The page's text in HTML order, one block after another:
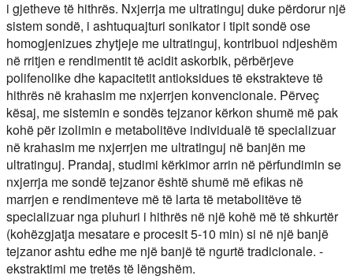
i gjetheve të hithrës. Nxjerrja me ultratinguj duke përdorur një
sistem sondë, i ashtuquajturi sonikator i tipit sondë ose
homogjenizues zhytjeje me ultratinguj, kontribuoi ndjeshëm
në rritjen e rendimentit të acidit askorbik, përbërjeve
polifenolike dhe kapacitetit antioksidues të ekstrakteve të
hithrës në krahasim me nxjerrjen konvencionale. Përveç
kësaj, me sistemin e sondës tejzanor kërkon shumë më pak
kohë për izolimin e metabolitëve individualë të specializuar
në krahasim me nxjerrjen me ultratinguj në banjën me
ultratinguj. Prandaj, studimi kërkimor arrin në përfundimin se
nxjerrja me sondë tejzanor është shumë më efikas në
marrjen e rendimenteve më të larta të metabolitëve të
specializuar nga pluhuri i hithrës në një kohë më të shkurtër
(kohëzgjatja mesatare e procesit 5-10 min) si në një banjë
tejzanor ashtu edhe me një banjë të ngurtë tradicionale. -
ekstraktimi me tretës të lëngshëm.